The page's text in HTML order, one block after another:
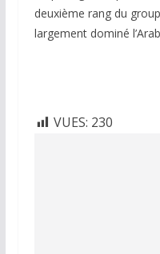
deuxième rang du
largement dominé
VUES: 230